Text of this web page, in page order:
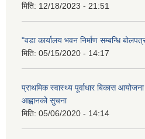
मिति: 12/18/2023 - 21:51
"वडा कार्यालय भवन निर्माण सम्बन्धि
मिति: 05/15/2020 - 14:17
प्राथमिक स्वास्थ्य पूर्वाधार बिकास
आह्वानको सुचना
मिति: 05/06/2020 - 14:14